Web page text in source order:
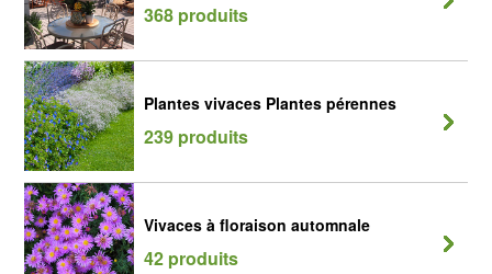
368 produits
Plantes vivaces Plantes pérennes
239 produits
Vivaces à floraison automnale
42 produits